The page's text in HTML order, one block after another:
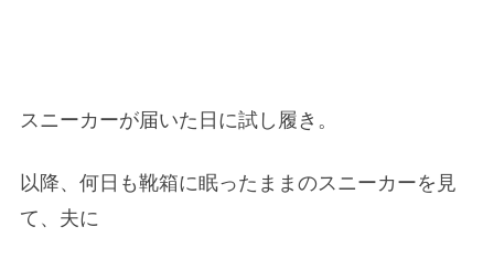
スニーカーが届いた日に試し履き。
以降、何日も靴箱に眠ったままのスニーカーを見
て、夫に